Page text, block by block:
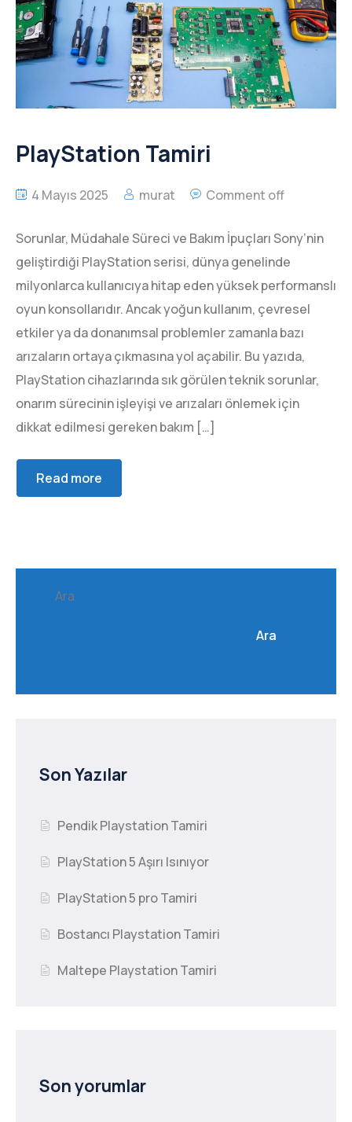
PlayStation Tamiri
4 Mayıs 2025 murat Comment off
Sorunlar, Müdahale Süreci ve Bakım İpuçları Sony’nin
geliştirdiği PlayStation serisi, dünya genelinde
milyonlarca kullanıcıya hitap eden yüksek performanslı
oyun konsollarıdır. Ancak yoğun kullanım, çevresel
etkiler ya da donanımsal problemler zamanla bazı
arızaların ortaya çıkmasına yol açabilir. Bu yazıda,
PlayStation cihazlarında sık görülen teknik sorunlar,
onarım sürecinin işleyişi ve arızaları önlemek için
dikkat edilmesi gereken bakım […]
Read more
Ara
Ara
Son Yazılar
Pendik Playstation Tamiri
PlayStation 5 Aşırı Isınıyor
PlayStation 5 pro Tamiri
Bostancı Playstation Tamiri
Maltepe Playstation Tamiri
Son yorumlar